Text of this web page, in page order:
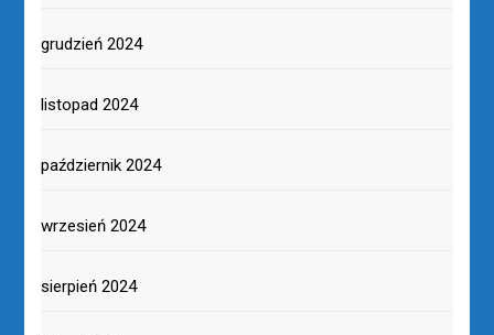
grudzień 2024
listopad 2024
październik 2024
wrzesień 2024
sierpień 2024